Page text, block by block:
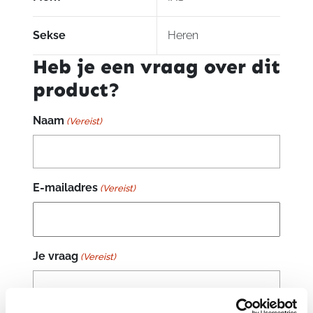
Sekse Heren
Heb je een vraag over dit
product?
Naam (Vereist)
E-mailadres (Vereist)
Je vraag (Vereist)